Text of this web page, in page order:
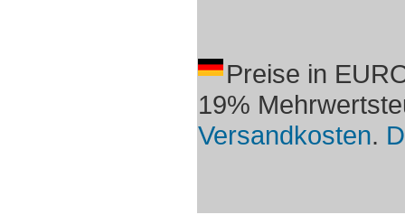
Preise in
19%
Versandkosten.